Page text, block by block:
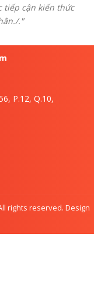
tiếp cận kiến thức
."
P.12, Q.10,
rights reserved. Design